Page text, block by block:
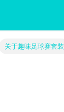
关于趣味足球赛套装